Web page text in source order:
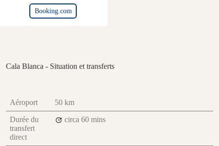
Booking.com
Cala Blanca - Situation et transferts
Aéroport 50 km
Durée du
transfert
direct
circa 60 mins